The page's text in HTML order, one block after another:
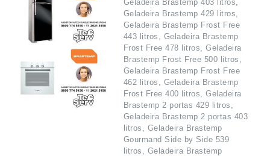
Geladeira Brastemp 403 litros,
Geladeira Brastemp 429 litros,
Geladeira Brastemp Frost Free
443 litros, Geladeira Brastemp
Frost Free 478 litros, Geladeira
Brastemp Frost Free 500 litros,
Geladeira Brastemp Frost Free
462 litros, Geladeira Brastemp
Frost Free 400 litros, Geladeira
Brastemp 2 portas 429 litros,
Geladeira Brastemp 2 portas 403
litros, Geladeira Brastemp
Gourmand Side by Side 539
litros, Geladeira Brastemp